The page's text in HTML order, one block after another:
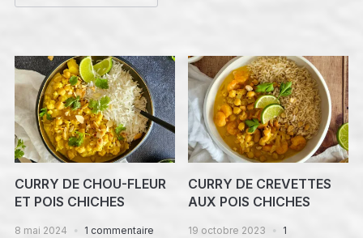
CURRY DE CHOU-FLEUR
ET POIS CHICHES
8 mai 2024 1 commentaire
CURRY DE CREVETTES
AUX POIS CHICHES
19 octobre 2023
1